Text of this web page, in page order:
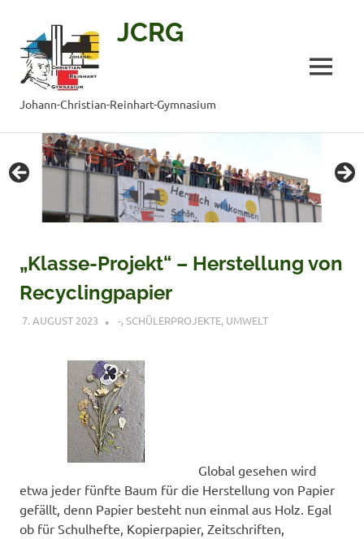
Inhalt
springen
JCRG
Johann-Christian-Reinhart-Gymnasium
MENÜ
„Klasse-Projekt“ – Herstellung von
Recyclingpapier
7. AUGUST 2023 VERONIQUE RUDLOF
-,SCHÜLERPROJEKTE, UMWELT
Global gesehen wird
etwa jeder fünfte Baum für die Herstellung von Papier
gefällt, denn Papier besteht nun einmal aus Holz. Egal
ob für Schulhefte, Kopierpapier, Zeitschriften,